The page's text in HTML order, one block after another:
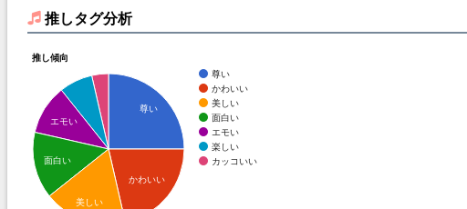
推しタグ分析
推し傾向
尊い
かわいい
美しい
面白い
エモい
楽しい
カッコいい
尊い
かわいい
エモい
面白い
美しい